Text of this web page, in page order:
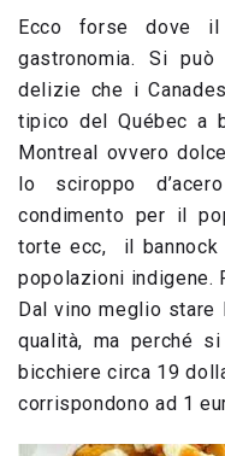
Ecco forse dove il
gastronomia. Si
delizie che i
tipico del Québec a
Montreal ovvero
lo sciroppo
condimento per il
torte ecc, il bannock
popolazioni indigene.
Dal vino meglio stare
qualità, ma perché
bicchiere circa 19
corrispondono ad 1